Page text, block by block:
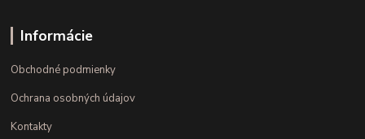
Informácie
Obchodné podmienky
Ochrana osobných údajov
Kontakty